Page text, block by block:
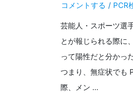
コメントする / PCR
芸能人・スポーツ選
とが報じられる際に
って陽性だと分かっ
つまり、無症状でも
際、メン …